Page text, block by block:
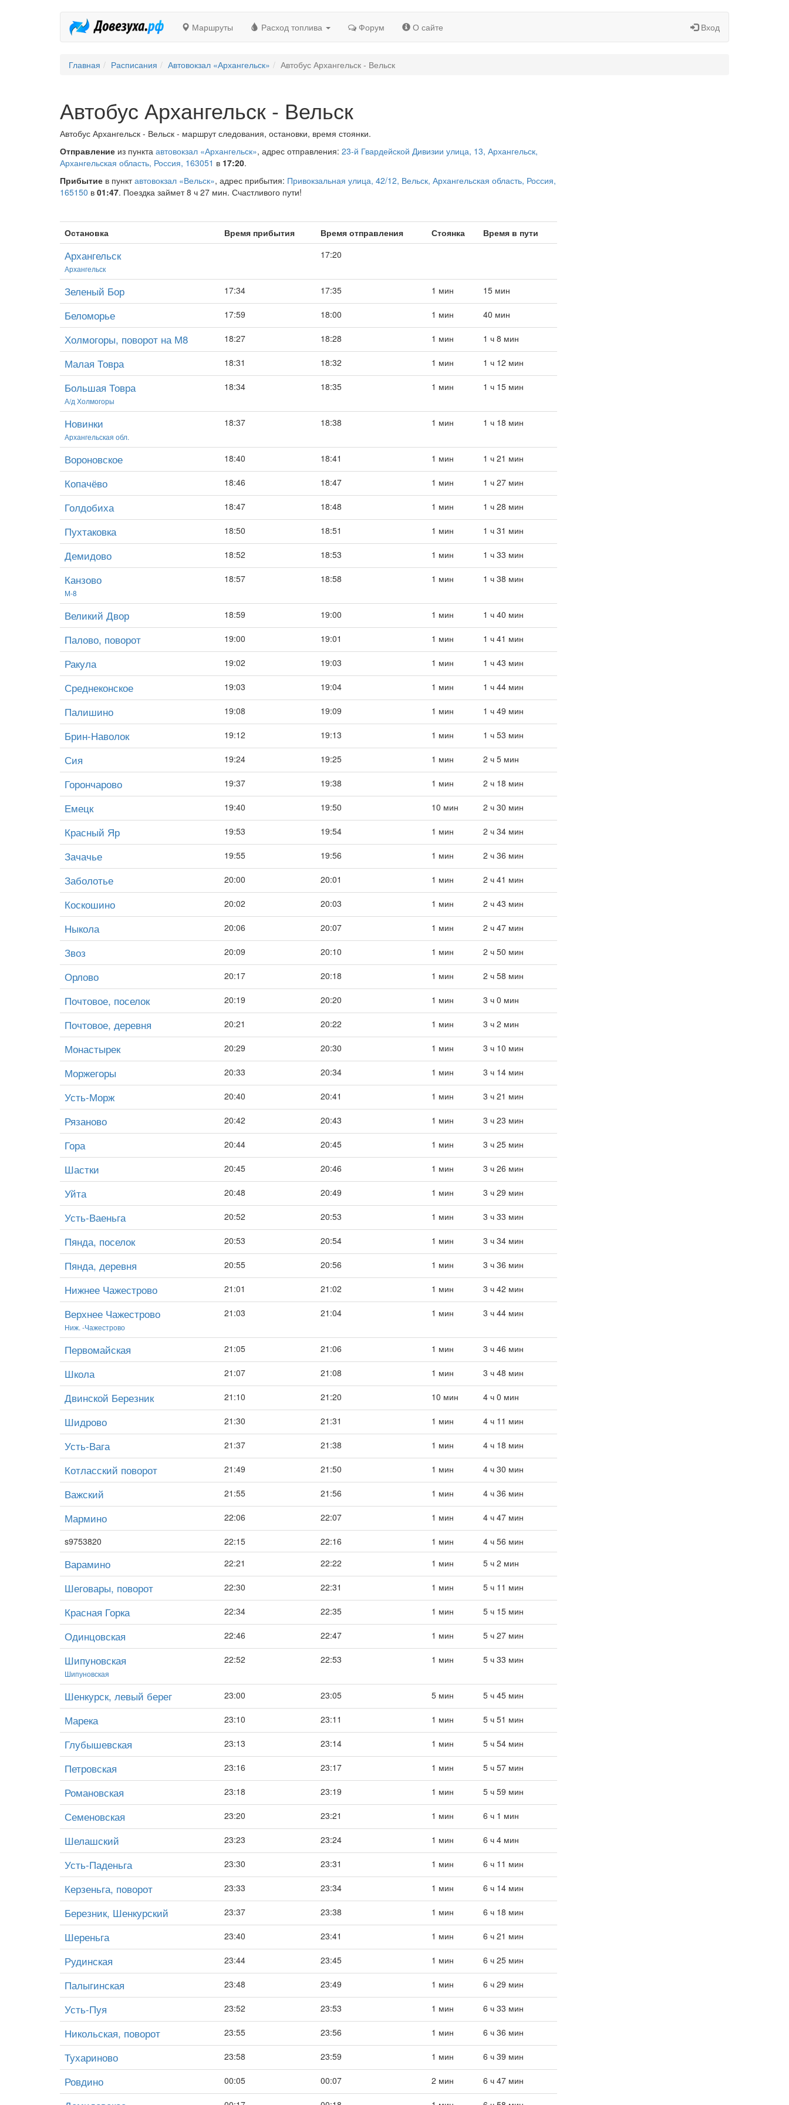
Маршруты Расход топлива Форум О сайте Вход
Главная Расписания Автовокзал «Архангельск» Автобус Архангельск - Вельск
Автобус Архангельск - Вельск
Автобус Архангельск - Вельск - маршрут следования, остановки, время стоянки.
Отправление из пункта автовокзал «Архангельск», адрес отправления: 23-й Гвардейской Дивизии улица, 13, Архангельск,
Архангельская область, Россия, 163051 в 17:20.
Прибытие в пунктавтовокзал «Вельск», адрес прибытия: Привокзальная улица, 42/12, Вельск, Архангельская область, Россия,
165150 в 01:47. Поездка займет 8 ч 27 мин. Счастливого пути!
Остановка Время прибытия Время отправления Стоянка Время в пути
Архангельск
Архангельск
17:20
Зеленый Бор 17:34 17:35 1 мин 15 мин
Беломорье 17:59 18:00 1 мин 40 мин
Холмогоры, поворот на М8 18:27 18:28 1 мин 1 ч 8 мин
Малая Товра 18:31 18:32 1 мин 1 ч 12 мин
Большая Товра
А/д Холмогоры
18:34 18:35 1 мин 1 ч 15 мин
Новинки
Архангельская обл.
18:37 18:38 1 мин 1 ч 18 мин
Вороновское 18:40 18:41 1 мин 1 ч 21 мин
Копачёво 18:46 18:47 1 мин 1 ч 27 мин
Голдобиха 18:47 18:48 1 мин 1 ч 28 мин
Пухтаковка 18:50 18:51 1 мин 1 ч 31 мин
Демидово 18:52 18:53 1 мин 1 ч 33 мин
Канзово
М-8
18:57 18:58 1 мин 1 ч 38 мин
Великий Двор 18:59 19:00 1 мин 1 ч 40 мин
Палово, поворот 19:00 19:01 1 мин 1 ч 41 мин
Ракула 19:02 19:03 1 мин 1 ч 43 мин
Среднеконское 19:03 19:04 1 мин 1 ч 44 мин
Палишино 19:08 19:09 1 мин 1 ч 49 мин
Брин-Наволок 19:12 19:13 1 мин 1 ч 53 мин
Сия 19:24 19:25 1 мин 2 ч 5 мин
Горончарово 19:37 19:38 1 мин 2 ч 18 мин
Емецк 19:40 19:50 10 мин 2 ч 30 мин
Красный Яр 19:53 19:54 1 мин 2 ч 34 мин
Зачачье 19:55 19:56 1 мин 2 ч 36 мин
Заболотье 20:00 20:01 1 мин 2 ч 41 мин
Коскошино 20:02 20:03 1 мин 2 ч 43 мин
Ныкола 20:06 20:07 1 мин 2 ч 47 мин
Звоз 20:09 20:10 1 мин 2 ч 50 мин
Орлово 20:17 20:18 1 мин 2 ч 58 мин
Почтовое, поселок 20:19 20:20 1 мин 3 ч 0 мин
Почтовое, деревня 20:21 20:22 1 мин 3 ч 2 мин
Монастырек 20:29 20:30 1 мин 3 ч 10 мин
Моржегоры 20:33 20:34 1 мин 3 ч 14 мин
Усть-Морж 20:40 20:41 1 мин 3 ч 21 мин
Рязаново 20:42 20:43 1 мин 3 ч 23 мин
Гора 20:44 20:45 1 мин 3 ч 25 мин
Шастки 20:45 20:46 1 мин 3 ч 26 мин
Уйта 20:48 20:49 1 мин 3 ч 29 мин
Усть-Ваеньга 20:52 20:53 1 мин 3 ч 33 мин
Пянда, поселок 20:53 20:54 1 мин 3 ч 34 мин
Пянда, деревня 20:55 20:56 1 мин 3 ч 36 мин
Нижнее Чажестрово 21:01 21:02 1 мин 3 ч 42 мин
Верхнее Чажестрово
Ниж. -Чажестрово
21:03 21:04 1 мин 3 ч 44 мин
Первомайская 21:05 21:06 1 мин 3 ч 46 мин
Школа 21:07 21:08 1 мин 3 ч 48 мин
Двинской Березник 21:10 21:20 10 мин 4 ч 0 мин
Шидрово 21:30 21:31 1 мин 4 ч 11 мин
Усть-Вага 21:37 21:38 1 мин 4 ч 18 мин
Котласский поворот 21:49 21:50 1 мин 4 ч 30 мин
Важский 21:55 21:56 1 мин 4 ч 36 мин
Мармино 22:06 22:07 1 мин 4 ч 47 мин
s9753820 22:15 22:16 1 мин 4 ч 56 мин
Варамино 22:21 22:22 1 мин 5 ч 2 мин
Шеговары, поворот 22:30 22:31 1 мин 5 ч 11 мин
Красная Горка 22:34 22:35 1 мин 5 ч 15 мин
Одинцовская 22:46 22:47 1 мин 5 ч 27 мин
Шипуновская
Шипуновская
22:52 22:53 1 мин 5 ч 33 мин
Шенкурск, левый берег 23:00 23:05 5 мин 5 ч 45 мин
Марека 23:10 23:11 1 мин 5 ч 51 мин
Глубышевская 23:13 23:14 1 мин 5 ч 54 мин
Петровская 23:16 23:17 1 мин 5 ч 57 мин
Романовская 23:18 23:19 1 мин 5 ч 59 мин
Семеновская 23:20 23:21 1 мин 6 ч 1 мин
Шелашский 23:23 23:24 1 мин 6 ч 4 мин
Усть-Паденьга 23:30 23:31 1 мин 6 ч 11 мин
Керзеньга, поворот 23:33 23:34 1 мин 6 ч 14 мин
Березник, Шенкурский 23:37 23:38 1 мин 6 ч 18 мин
Шереньга 23:40 23:41 1 мин 6 ч 21 мин
Рудинская 23:44 23:45 1 мин 6 ч 25 мин
Палыгинская 23:48 23:49 1 мин 6 ч 29 мин
Усть-Пуя 23:52 23:53 1 мин 6 ч 33 мин
Никольская, поворот 23:55 23:56 1 мин 6 ч 36 мин
Тухариново 23:58 23:59 1 мин 6 ч 39 мин
Ровдино 00:05 00:07 2 мин 6 ч 47 мин